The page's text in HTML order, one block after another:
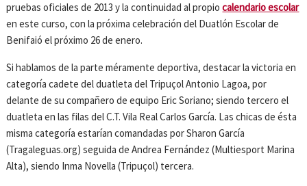
pruebas oficiales de 2013 y la continuidad al propiocalendario escolar
en este curso, con la próxima celebración del Duatlón Escolar de
Benifaió el próximo 26 de enero.
Si hablamos de la parte méramente deportiva, destacar la victoria en
categoría cadete del duatleta del Tripuçol Antonio Lagoa, por
delante de su compañero de equipo Eric Soriano; siendo tercero el
duatleta en las filas del C.T. Vila Real Carlos García. Las chicas de ésta
misma categoría estarían comandadas por Sharon García
(Tragaleguas.org) seguida de Andrea Fernández (Multiesport Marina
Alta), siendo Inma Novella (Tripuçol) tercera.